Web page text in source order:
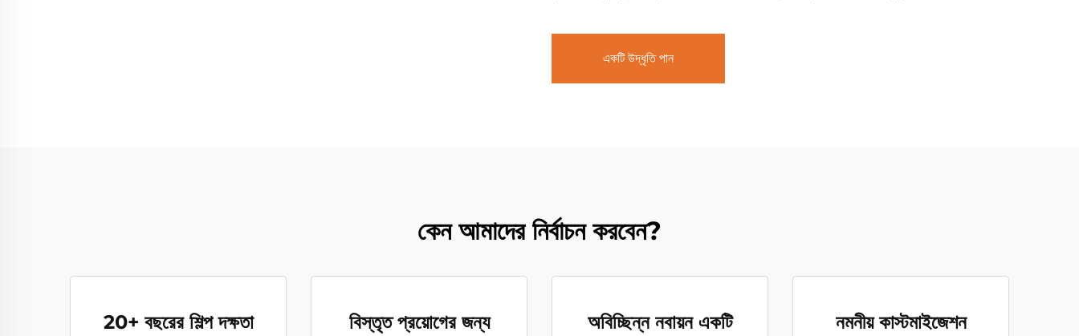
একটি উদ্ধৃতি পান
কেন আমাদের নির্বাচন করবেন?
20+ বছরের শিল্প দক্ষতা
বিস্তৃত প্রয়োগের জন্য
অবিচ্ছিন্ন নবায়ন একটি
নমনীয় কাস্টমাইজেশন